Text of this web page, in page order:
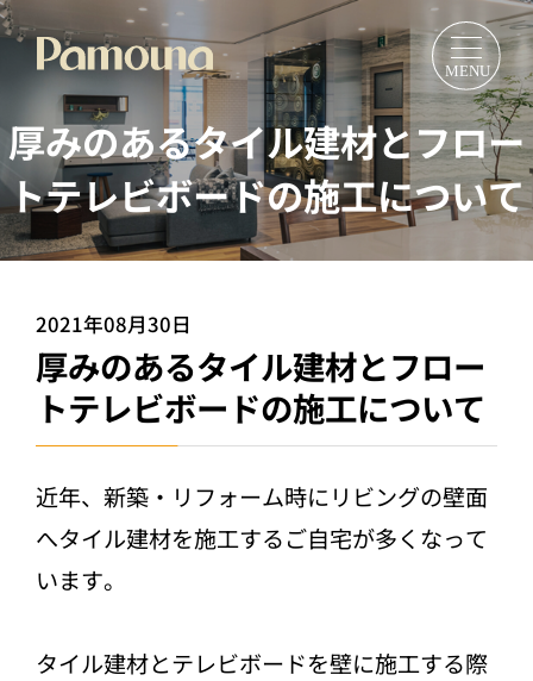
厚みのあるタイル建材とフロー
トテレビボードの施工について
2021年08月30日
厚みのあるタイル建材とフロー
トテレビボードの施工について
近年、新築・リフォーム時にリビングの壁面
へタイル建材を施工するご自宅が多くなって
います。
タイル建材とテレビボードを壁に施工する際